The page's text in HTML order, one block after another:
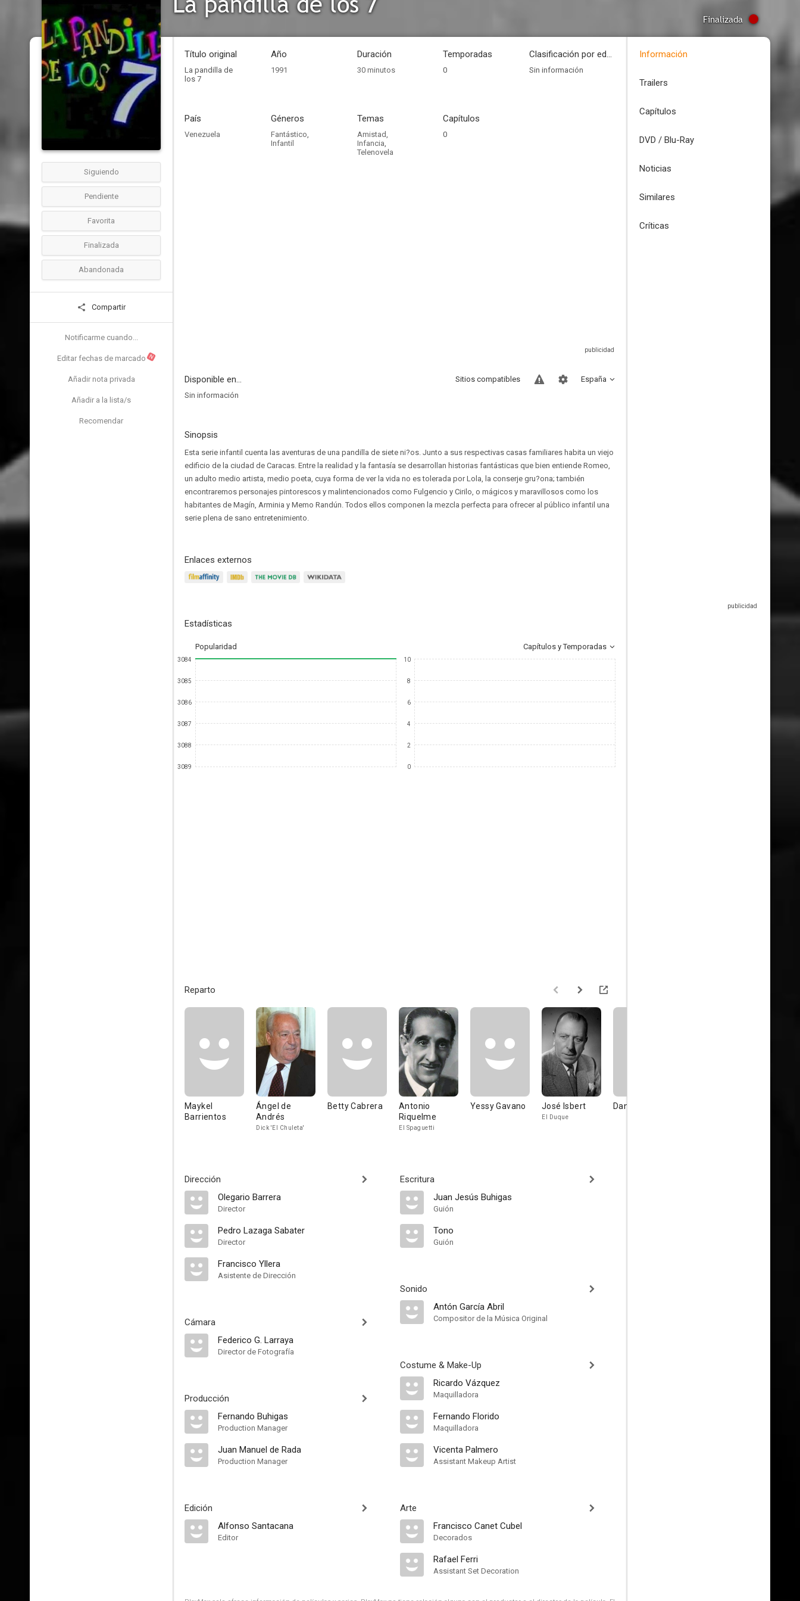
Finalizada
Siguiendo
Pendiente
Favorita
Finalizada
Abandonada
Compartir
Notificarme cuando...
Editar fechas de marcado N
Añadir nota privada
Añadir a la lista/s
Recomendar
Título original
La pandilla de
los 7
Año
1991
Duración
30 minutos
Temporadas
0
Clasificación por edades
Sin información
País
Venezuela
Géneros
Fantástico,
Infantil
Temas
Amistad,
Infancia,
Telenovela
Capítulos
0
Disponible en... España
Sitios compatibles
Sin información
Sinopsis
Esta serie infantil cuenta las aventuras de una pandilla de siete ni?os. Junto a sus respectivas casas familiares habita un viejo
edificio de la ciudad de Caracas. Entre la realidad y la fantasía se desarrollan historias fantásticas que bien entiende Romeo,
un adulto medio artista, medio poeta, cuya forma de ver la vida no es tolerada por Lola, la conserje gru?ona; también
encontraremos personajes pintorescos y malintencionados como Fulgencio y Cirilo, o mágicos y maravillosos como los
habitantes de Magín, Arminia y Memo Randún. Todos ellos componen la mezcla perfecta para ofrecer al público infantil una
serie plena de sano entretenimiento.
Enlaces externos
Estadísticas
Popularidad Capítulos y Temporadas
3084
3085
3086
3087
3088
3089
10
8
6
4
2
0
Reparto
Maykel
Barrientos
Ángel de
Andrés
Dick 'El Chuleta'
Betty Cabrera
Antonio
Riquelme
El Spaguetti
Yessy Gavano José Isbert
El Duque
Daniel Petrasku
Dirección
Olegario Barrera
Director
Pedro Lazaga Sabater
Director
Francisco Yllera
Asistente de Dirección
Cámara
Federico G. Larraya
Director de Fotografía
Producción
Fernando Buhigas
Production Manager
Juan Manuel de Rada
Production Manager
Edición
Alfonso Santacana
Editor
Escritura
Juan Jesús Buhigas
Guión
Tono
Guión
Sonido
Antón García Abril
Compositor de la Música Original
Costume & Make-Up
Ricardo Vázquez
Maquilladora
Fernando Florido
Maquilladora
Vicenta Palmero
Assistant Makeup Artist
Arte
Francisco Canet Cubel
Decorados
Rafael Ferri
Assistant Set Decoration
Información
Trailers
Capítulos
DVD / Blu-Ray
Noticias
Similares
Críticas